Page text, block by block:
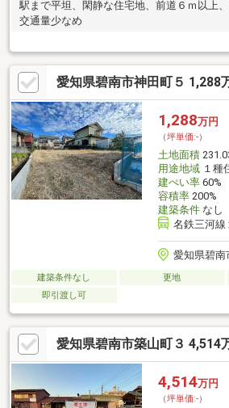
駅まで平坦、閑静な住宅地、前道６ｍ以上
交通量少なめ
愛知県碧南市神田町５ 1,288
1,288万円
（坪単価:-）
土地面積
用途地域１種
建ぺい率60%
容積率200%
建築条件なし
名鉄三河線
愛知県碧南
建築条件なし 更地
即引渡し可
愛知県碧南市築山町３ 4,514
4,514万円
（坪単価:-）